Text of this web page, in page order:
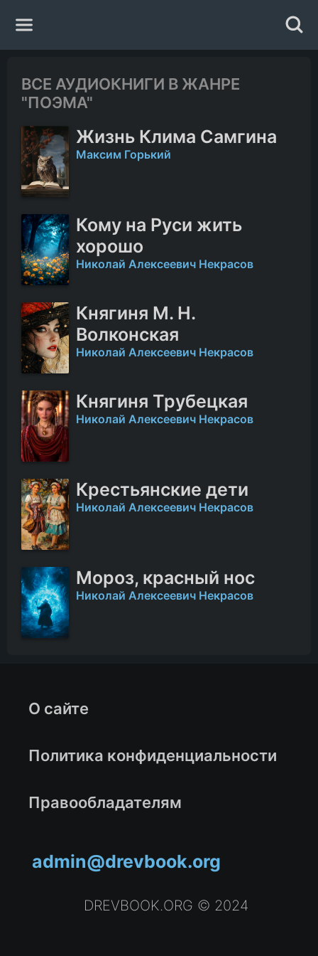
Жанры
Авторы
Исполнители
Случайная книга
ВСЕ АУДИОКНИГИ В ЖАНРЕ
"ПОЭМА"
Жизнь Клима Самгина
Максим Горький
Кому на Руси жить
хорошо
Николай Алексеевич Некрасов
Княгиня М. Н.
Волконская
Николай Алексеевич Некрасов
Княгиня Трубецкая
Николай Алексеевич Некрасов
Крестьянские дети
Николай Алексеевич Некрасов
Мороз, красный нос
Николай Алексеевич Некрасов
О сайте
Политика конфиденциальности
Правообладателям
admin@drevbook.org
DREVBOOK.ORG © 2024